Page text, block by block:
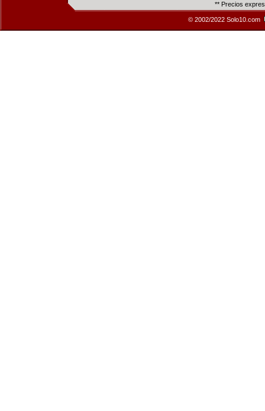
** Precios
© 2002/2022 Solo10.com